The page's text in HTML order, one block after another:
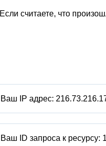
Если считаете, что
Ваш IP адрес:
Ваш ID запроса к ресурсу: